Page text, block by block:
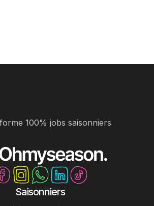
100% jobs saisonniers
Saisonniers